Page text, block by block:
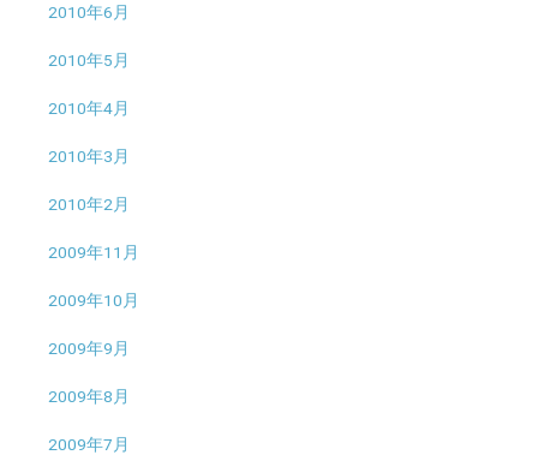
2010年6月
2010年5月
2010年4月
2010年3月
2010年2月
2009年11月
2009年10月
2009年9月
2009年8月
2009年7月